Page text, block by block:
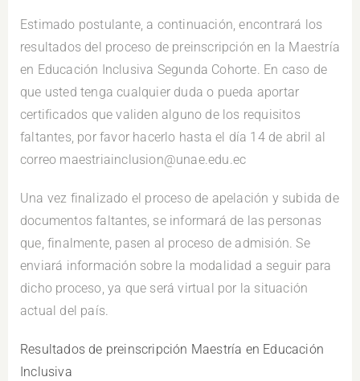
Estimado postulante, a continuación, encontrará los
resultados del proceso de preinscripción en la Maestría
en Educación Inclusiva Segunda Cohorte. En caso de
que usted tenga cualquier duda o pueda aportar
certificados que validen alguno de los requisitos
faltantes, por favor hacerlo hasta el día 14 de abril al
correo maestriainclusion@unae.edu.ec
Una vez finalizado el proceso de apelación y subida de
documentos faltantes, se informará de las personas
que, finalmente, pasen al proceso de admisión. Se
enviará información sobre la modalidad a seguir para
dicho proceso, ya que será virtual por la situación
actual del país.
Resultados de preinscripción Maestría en Educación
Inclusiva